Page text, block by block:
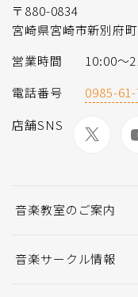
〒880-0834
宮崎県宮崎市新別府
営業時間
10:00〜
電話番号
0985-
店舗SNS
音楽教室のご案内
音楽サークル情報